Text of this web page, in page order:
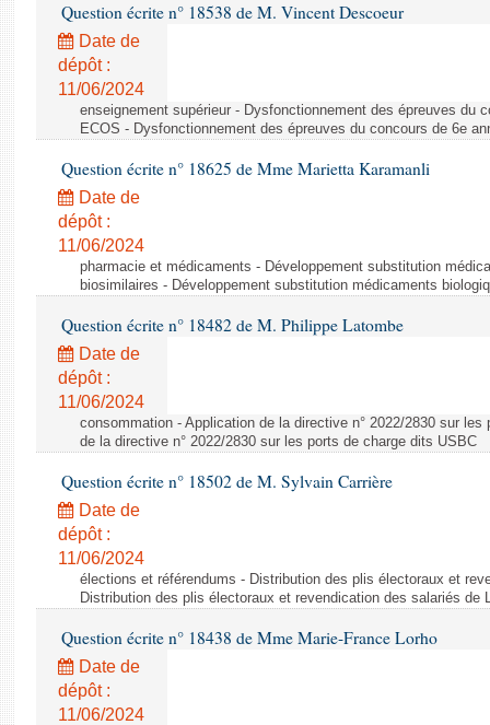
Question écrite n° 18538 de M. Vincent Descoeur
Date de
dépôt :
11/06/2024
enseignement supérieur - Dysfonctionnement des épreuves du
ECOS - Dysfonctionnement des épreuves du concours de 6e
Question écrite n° 18625 de Mme Marietta Karamanli
Date de
dépôt :
11/06/2024
pharmacie et médicaments - Développement substitution
biosimilaires - Développement substitution médicaments
Question écrite n° 18482 de M. Philippe Latombe
Date de
dépôt :
11/06/2024
consommation - Application de la directive n° 2022/2830 sur
de la directive n° 2022/2830 sur les ports de charge dits USBC
Question écrite n° 18502 de M. Sylvain Carrière
Date de
dépôt :
11/06/2024
élections et référendums - Distribution des plis électoraux et
Distribution des plis électoraux et revendication des salariés de
Question écrite n° 18438 de Mme Marie-France Lorho
Date de
dépôt :
11/06/2024